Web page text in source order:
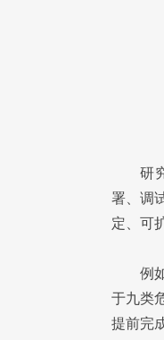
研
署、调
定、可
例
于九类
提前完